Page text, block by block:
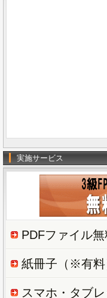
実施サービス
PDFファイル
紙冊子（※有料
スマホ・タブ